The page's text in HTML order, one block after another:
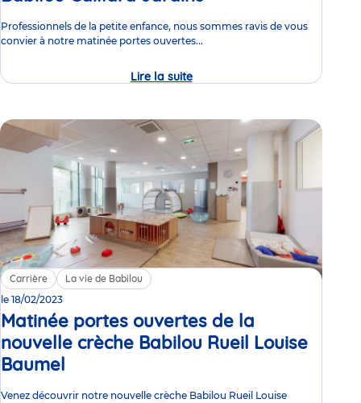
Professionnels de la petite enfance, nous sommes ravis de vous
convier à notre matinée portes ouvertes...
Lire la suiteMatinée
portes
crèche
Gaillard
Jardins
Carrière
La vie de Babilou
le 18/02/2023
Matinée portes ouvertes de la
nouvelle crèche Babilou Rueil Louise
Baumel
Venez découvrir notre nouvelle crèche Babilou Rueil Louise